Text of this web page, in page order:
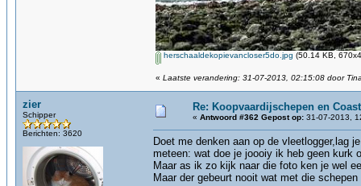
herschaaldekopievancloser5do.jpg (50.14 KB,
« Laatste verandering: 31-07-2013, 02:15:08 door
zier
Schipper
Berichten: 3620
Re: Koopvaardijschepen en
« Antwoord #362 Gepost op: 31-07-2013,
Doet me denken aan op de vleetlogger,lag
meteen: wat doe je joooiy ik heb geen kurk
Maar as ik zo kijk naar die foto ken je wel
Maar der gebeurt nooit wat met die